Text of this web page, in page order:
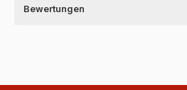
Bewertungen